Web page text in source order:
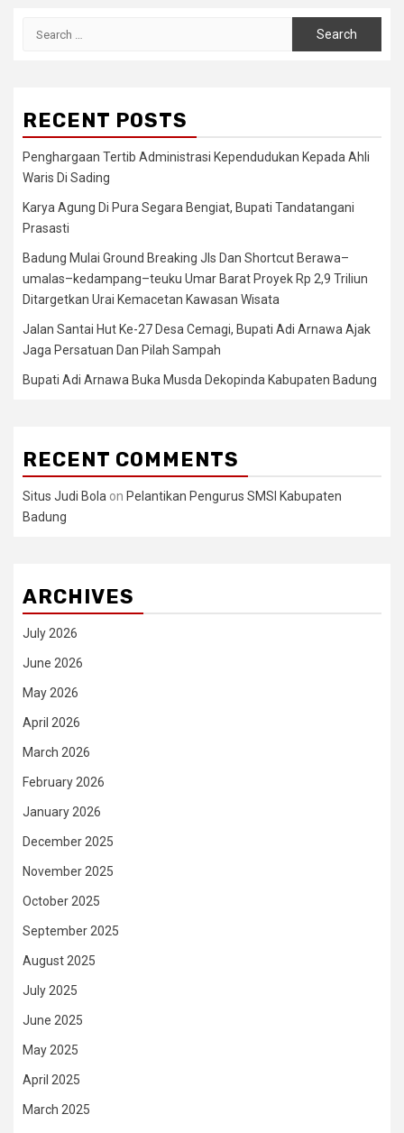
RECENT POSTS
Penghargaan Tertib Administrasi Kependudukan Kepada Ahli
Waris Di Sading
Karya Agung Di Pura Segara Bengiat, Bupati Tandatangani
Prasasti
Badung Mulai Ground Breaking Jls Dan Shortcut Berawa–
umalas–kedampang–teuku Umar Barat Proyek Rp 2,9 Triliun
Ditargetkan Urai Kemacetan Kawasan Wisata
Jalan Santai Hut Ke-27 Desa Cemagi, Bupati Adi Arnawa Ajak
Jaga Persatuan Dan Pilah Sampah
Bupati Adi Arnawa Buka Musda Dekopinda Kabupaten Badung
RECENT COMMENTS
Situs Judi Bola on Pelantikan Pengurus SMSI Kabupaten
Badung
ARCHIVES
July 2026
June 2026
May 2026
April 2026
March 2026
February 2026
January 2026
December 2025
November 2025
October 2025
September 2025
August 2025
July 2025
June 2025
May 2025
April 2025
March 2025